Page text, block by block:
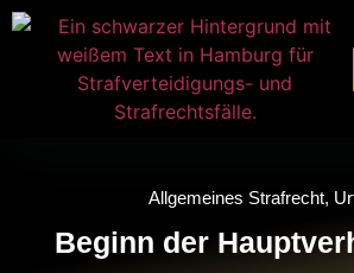
Allgemeines Strafrecht,
Beginn der